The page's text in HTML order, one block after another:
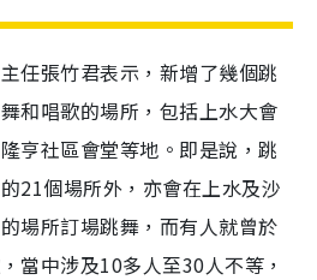
任張竹君表示，新增了幾個跳
和唱歌的場所，包括上水大會
亨社區會堂等地。即是說，跳
21個場所外，亦會在上水及沙
場所訂場跳舞，而有人就曾於
當中涉及10多人至30人不等，